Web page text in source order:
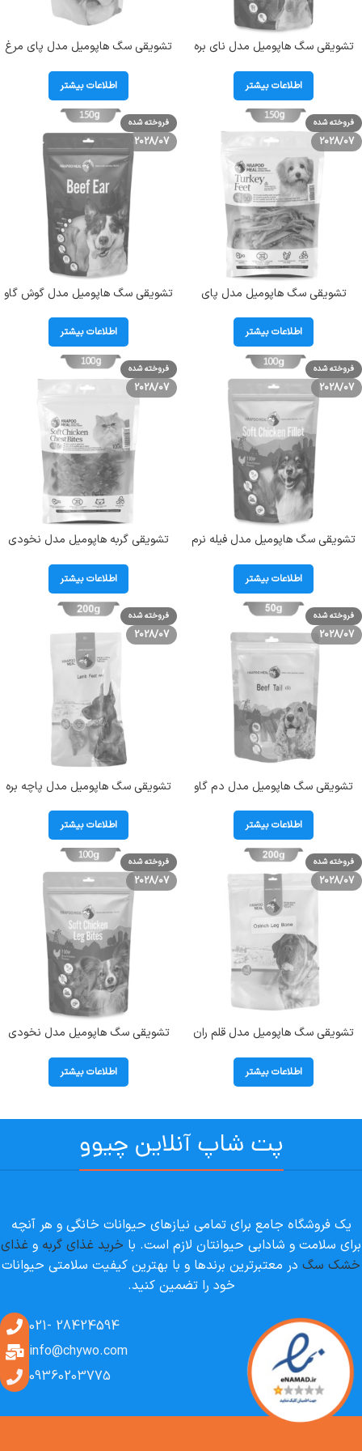
تشویقی سگ هاپومیل مدل نای بره
Trachea
اطلاعات بیشتر
تشویقی سگ هاپومیل مدل پای مرغ
Feet
اطلاعات بیشتر
فروخته شده
2028/07
تشویقی سگ هاپومیل مدل پای
Turkey Feet
اطلاعات بیشتر
فروخته شده
2028/07
تشویقی سگ هاپومیل مدل گوش گاو
Beef Ear
اطلاعات بیشتر
فروخته شده
2028/07
تشویقی سگ هاپومیل مدل فیله نرم
Bites
اطلاعات بیشتر
فروخته شده
2028/07
تشویقی گربه هاپومیل مدل نخودی
HaapooMeal Soft Chicken
ChestBits
اطلاعات بیشتر
فروخته شده
2028/07
تشویقی سگ هاپومیل مدل دم گاو
اطلاعات بیشتر
فروخته شده
2028/07
تشویقی سگ هاپومیل مدل پاچه بره
Feet
اطلاعات بیشتر
فروخته شده
2028/07
تشویقی سگ هاپومیل مدل قلم ران
Ostrich Leg Bone
اطلاعات بیشتر
فروخته شده
2028/07
تشویقی سگ هاپومیل مدل نخودی
Chicken Leg Bites
اطلاعات بیشتر
پت شاپ آنلاین چیوو
یک فروشگاه جامع برای تمامی نیازهای حیوانات خانگی و هر آنچه
برای سلامت و شادابی حیوانتان لازم است. با خرید غذای گربه و غذای
خشک سگ در معتبرترین برندها و با بهترین کیفیت سلامتی حیوانات
خود را تضمین کنید.
28424594 -021
info@chywo.com
09360203775